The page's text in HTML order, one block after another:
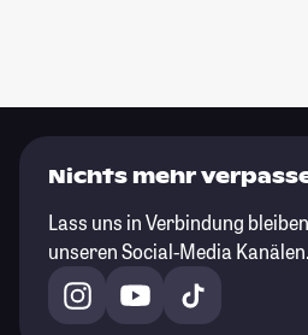
Nichts mehr
Lass uns in Verbindung
unseren Social-Media Kanälen.